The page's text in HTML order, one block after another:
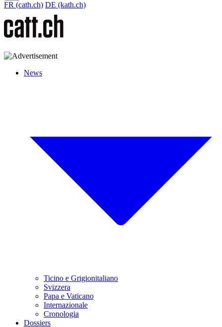
FR (cath.ch) DE (kath.ch)
News
Ticino e Grigionitaliano
Svizzera
Papa e Vaticano
Internazionale
Cronologia
Dossiers